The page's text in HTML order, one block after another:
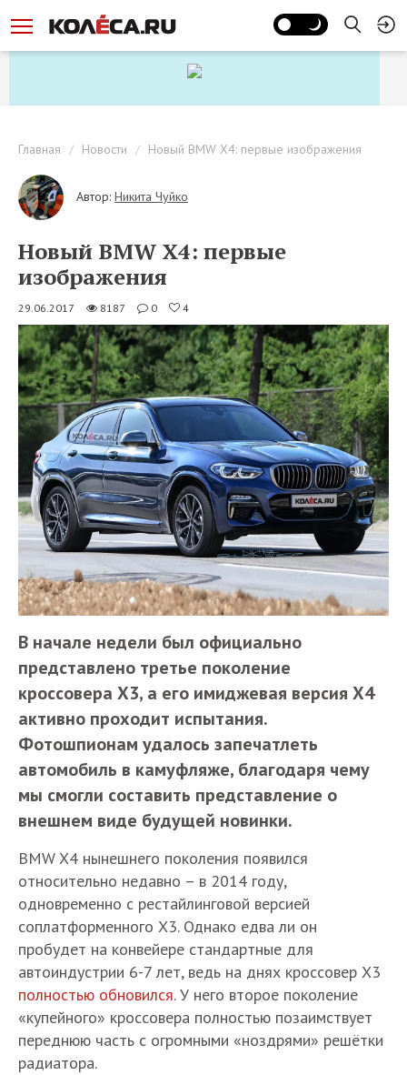
Главная Новости Новый BMW X4: первые изображения
Автор: Никита Чуйко
Новый BMW X4: первые
изображения
29.06.2017 8187 0 4
В начале недели был официально
представлено третье поколение
кроссовера X3, а его имиджевая версия X4
активно проходит испытания.
Фотошпионам удалось запечатлеть
автомобиль в камуфляже, благодаря чему
мы смогли составить представление о
внешнем виде будущей новинки.
BMW X4 нынешнего поколения появился
относительно недавно – в 2014 году,
одновременно с рестайлинговой версией
соплатформенного X3. Однако едва ли он
пробудет на конвейере стандартные для
автоиндустрии 6-7 лет, ведь на днях кроссовер Х3
полностью обновился. У него второе поколение
«купейного» кроссовера полностью позаимствует
переднюю часть с огромными «ноздрями» решётки
радиатора.